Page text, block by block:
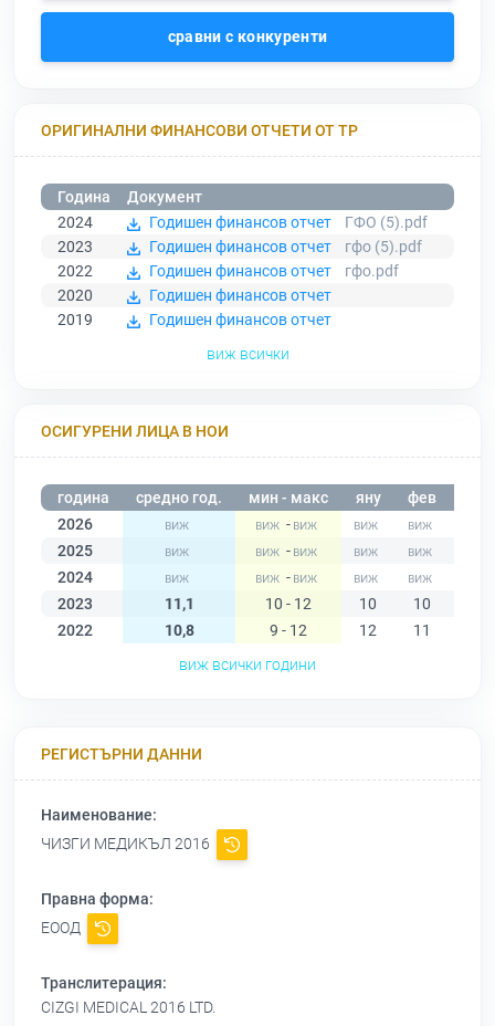
сравни с конкуренти
ОРИГИНАЛНИ ФИНАНСОВИ ОТЧЕТИ ОТ ТР
Година
Документ
2024
Годишен финансов отчет
ГФО (5).pdf
2023
Годишен финансов отчет
гфо (5).pdf
2022
Годишен финансов отчет
гфо.pdf
2020
Годишен финансов отчет
2019
Годишен финансов отчет
виж всички
ОСИГУРЕНИ ЛИЦА В НОИ
година средно год. мин - макс яну фев
2026
-
2025
-
2024
-
2023
11,1 10 - 12 10 10
2022
10,8 9 - 12 12 11
виж всички години
РЕГИСТЪРНИ ДАННИ
Наименование:
ЧИЗГИ МЕДИКЪЛ 2016
Правна форма:
ЕООД
Транслитерация:
CIZGI MEDICAL 2016 LTD.